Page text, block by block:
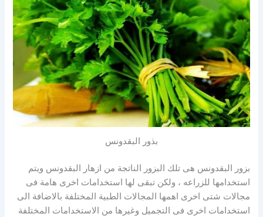
بذور البقدونس
بزور البقدونس هى تلك البزور الناتجة من ازهار البقدونس ويتم
استخدامها للزراعه ، ولكن تبقى لها استخدامات اخرى هامة فى
مجالات شتى اخرى اهمها المجالات الطبية المختلفة بالاضافة الى
استخدامات اخرى فى التجميل وغيرها من الاستخدامات المختلفة